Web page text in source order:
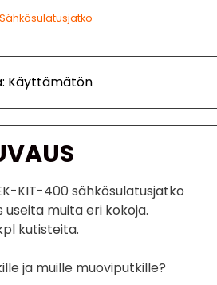
Sähkösulatusjatko
Käyttämätön
KIT-400 sähkösulatusjatko
muita eri kokoja.
kutisteita.
ja muille muoviputkille?